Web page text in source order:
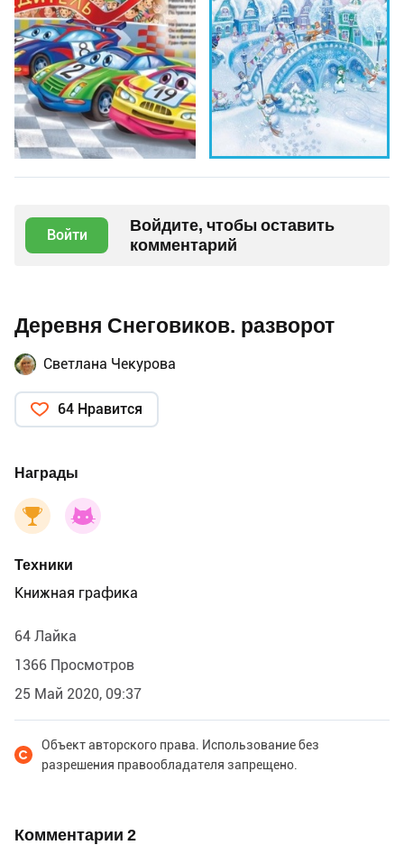
Войти
Войдите, чтобы оставить
комментарий
Деревня Снеговиков. разворот
Светлана Чекурова
64 Нравится
Награды
Техники
Книжная графика
64 Лайка
1366 Просмотров
25 Май 2020, 09:37
Объект авторского права. Использование без
разрешения правообладателя запрещено.
Комментарии 2